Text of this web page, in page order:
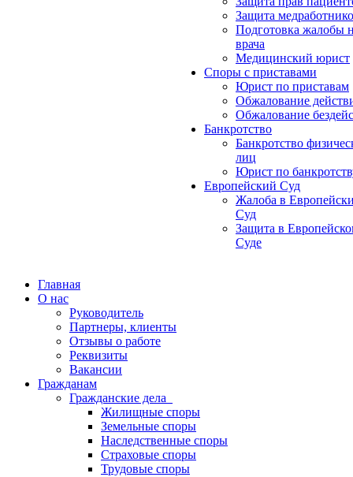
Защита
Подготовка жалобы
врача
Медицинский юрист
Споры с приставами
Юрист по приставам
Обжалование
Обжалование
Банкротство
Банкротство
лиц
Юрист по
Европейский Суд
Жалоба в
Суд
Защита в
Суде
Главная
О нас
Руководитель
Партнеры, клиенты
Отзывы о работе
Реквизиты
Вакансии
Гражданам
Гражданские дела
Жилищные споры
Земельные споры
Наследственные споры
Страховые споры
Трудовые споры